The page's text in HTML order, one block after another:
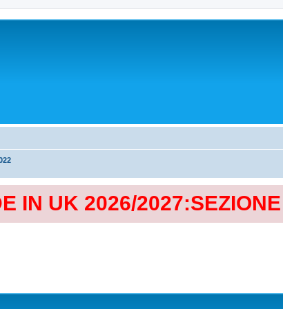
IN UK 2026/